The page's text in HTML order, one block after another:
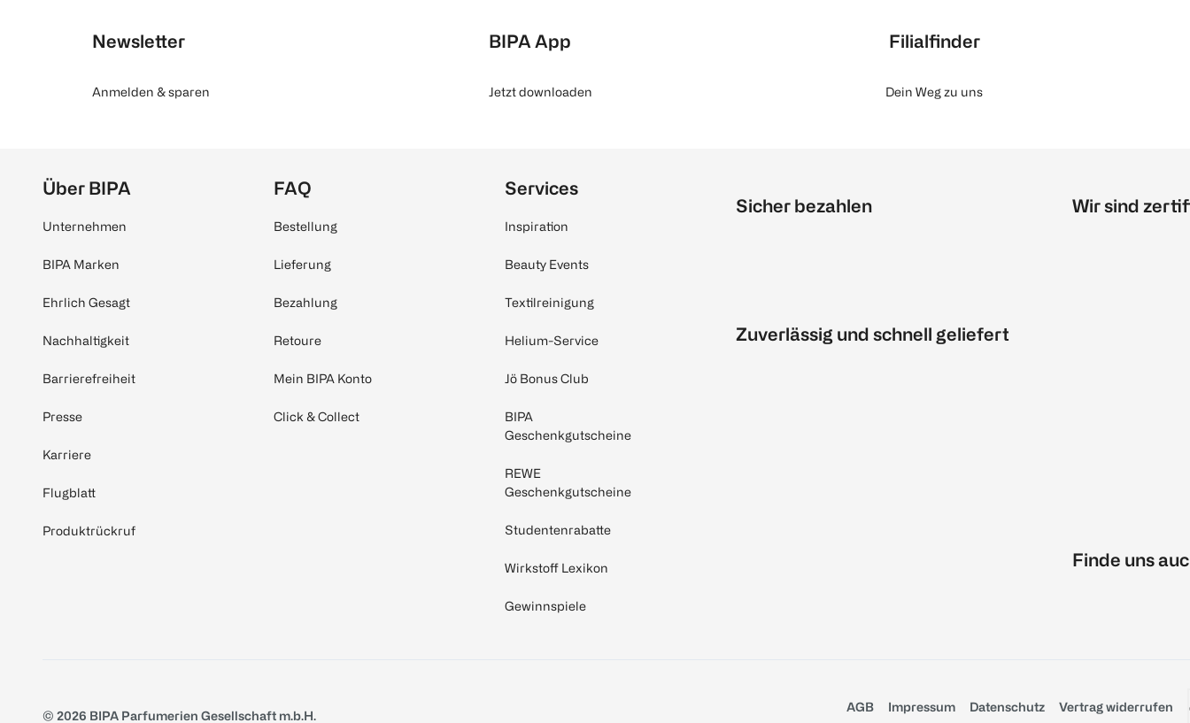
Newsletter
Anmelden & sparen
BIPA App
Jetzt downloaden
Filialfinder
Dein Weg zu uns
Über BIPA
Unternehmen
BIPA Marken
Ehrlich Gesagt
Nachhaltigkeit
Barrierefreiheit
Presse
Karriere
Flugblatt
Produktrückruf
FAQ
Bestellung
Lieferung
Bezahlung
Retoure
Mein BIPA Konto
Click & Collect
Services
Inspiration
Beauty Events
Textilreinigung
Helium-Service
Jö Bonus Club
BIPA
Geschenkgutscheine
REWE
Geschenkgutscheine
Studentenrabatte
Wirkstoff Lexikon
Gewinnspiele
Sicher bezahlen
Zuverlässig und schnell geliefert
Wir sind
Finde uns
© 2026 BIPA Parfumerien Gesellschaft m.b.H.
AGB Impressum Datenschutz Vertrag widerrufen